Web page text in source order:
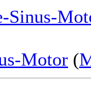
Sinus-
Motor (